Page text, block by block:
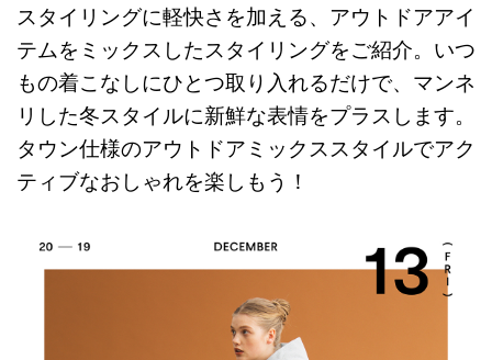
スタイリングに軽快さを加える、アウトドアアイ
テムをミックスしたスタイリングをご紹介。いつ
もの着こなしにひとつ取り入れるだけで、マンネ
リした冬スタイルに新鮮な表情をプラスします。
タウン仕様のアウトドアミックススタイルでアク
ティブなおしゃれを楽しもう！